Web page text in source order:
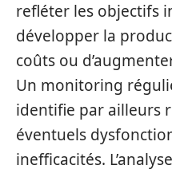
refléter les objectifs
développer la
coûts ou
Un monitoring
identifie par ailleurs
éventuels
inefficacités.